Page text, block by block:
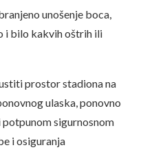
unošenje boca,
i bilo kakvih oštrih ili
prostor stadiona na
ulaska, ponovno
sigurnosnom
i osiguranja